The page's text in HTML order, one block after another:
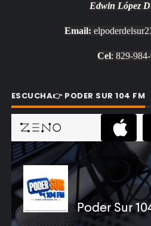
Edwin López
Email:
Cel: 829-
ESCUCHA👉 PODER SUR 104 FM